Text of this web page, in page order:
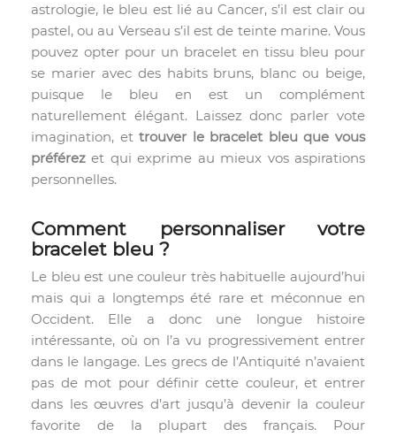
astrologie, le bleu est lié au Cancer, s’il est clair ou
pastel, ou au Verseau s’il est de teinte marine. Vous
pouvez opter pour un bracelet en tissu bleu pour
se marier avec des habits bruns, blanc ou beige,
puisque le bleu en est un complément
naturellement élégant. Laissez donc parler vote
imagination, ettrouver le bracelet bleu que vous
préférez et qui exprime au mieux vos aspirations
personnelles.
Comment personnaliser votre
bracelet bleu ?
Le bleu est une couleur très habituelle aujourd’hui
mais qui a longtemps été rare et méconnue en
Occident. Elle a donc une longue histoire
intéressante, où on l’a vu progressivement entrer
dans le langage. Les grecs de l’Antiquité n’avaient
pas de mot pour définir cette couleur, et entrer
dans les œuvres d’art jusqu’à devenir la couleur
favorite de la plupart des français. Pour